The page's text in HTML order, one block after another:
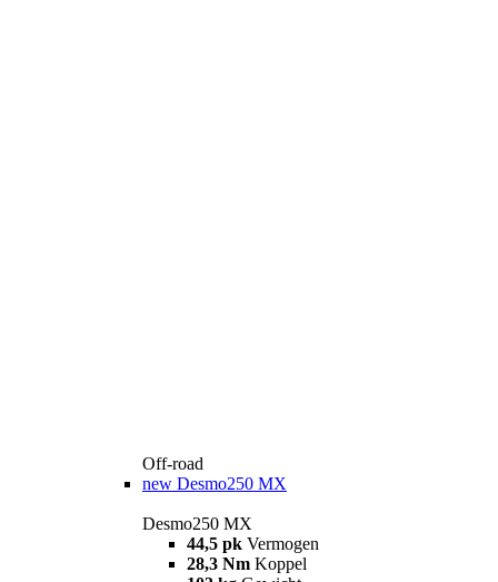
Off-road
new Desmo250 MX
Desmo250 MX
44,5 pk Vermogen
28,3 Nm Koppel